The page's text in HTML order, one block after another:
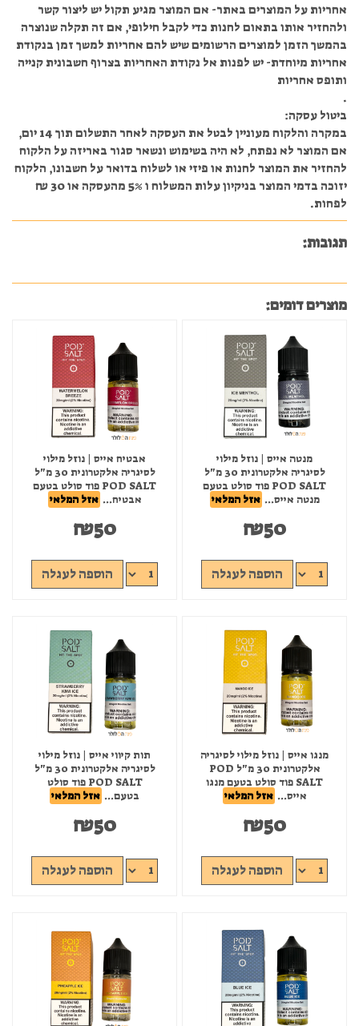
אחריות על המוצרים באתר- אם המוצר מגיע תקול יש ליצור קשר
ולהחזיר אותו בתאום לחנות כדי לקבל חילופי, אם זה תקלה שנוצרה
בהמשך הזמן למוצרים הרשומים שיש להם אחריות למשך זמן בנקודת
אחריות מיוחדת- יש לפנות אל נקודת האחריות בצרוף חשבונית קנייה
ותופס אחריות
.
ביטול עסקה:
במקרה והלקוח מעוניין לבטל את העסקה לאחר התשלום תוך 14 יום,
אם המוצר לא נפתח, לא היה בשימוש ונשאר סגור באריזה על הלקוח
להחזיר את המוצר לחנות או פיזי או לשלוח בדואר על חשבונו, הלקוח
יזוכה בדמי המוצר בניקיון עלות המשלוח ו 5% מהעסקה או 30 ₪
לפחות.
תגובות:
מוצרים דומים:
מנטה אייס | נוזל מילוי
לסיגריה אלקטרונית 30 מ"ל
POD SALT פוד סולט בטעם
מנטה אייס... אזל המלאי
₪50
הוספה לעגלה
אבטיח אייס | נוזל מילוי
לסיגריה אלקטרונית 30 מ"ל
POD SALT פוד סולט בטעם
אבטיח... אזל המלאי
₪50
הוספה לעגלה
מנגו אייס | נוזל מילוי לסיגריה
אלקטרונית 30 מ"ל POD
SALT פוד סולט בטעם מנגו
אייס... אזל המלאי
₪50
הוספה לעגלה
תות קיווי אייס | נוזל מילוי
לסיגריה אלקטרונית 30 מ"ל
POD SALT פוד סולט
בטעם... אזל המלאי
₪50
הוספה לעגלה